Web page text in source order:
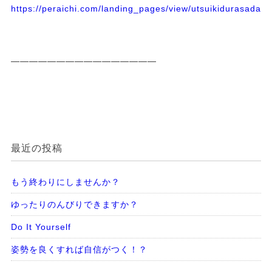
https://peraichi.com/landing_pages/view/
————————————————
最近の投稿
もう終わりにしませんか？
ゆったりのんびりできますか？
Do It Yourself
姿勢を良くすれば自信がつく！？